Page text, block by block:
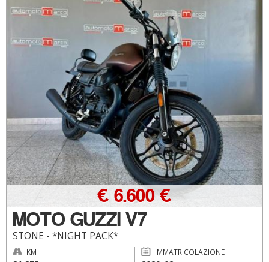
MOTO GUZZI V7
STONE - *NIGHT PACK*
€ 6.600 €
KM IMMATRICOLAZIONE